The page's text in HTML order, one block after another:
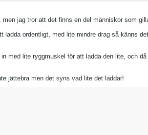
jag tror att det finns en del människor som
ordentligt, med lite mindre drag så känns
med lite ryggmuskel för att ladda den lite, och
jättebra men det syns vad lite det laddar!